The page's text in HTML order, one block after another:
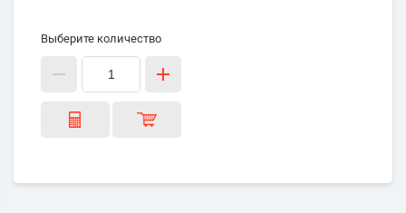
Выберите количество